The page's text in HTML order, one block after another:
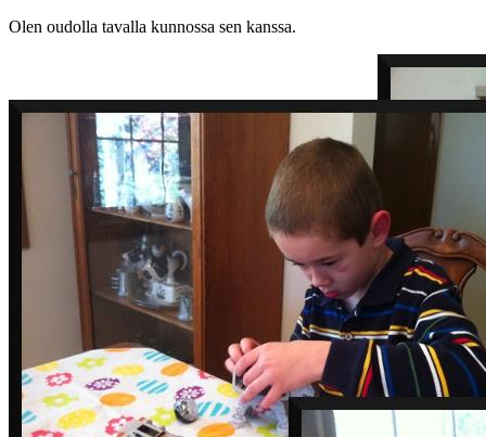
Olen oudolla tavalla kunnossa sen kanssa.